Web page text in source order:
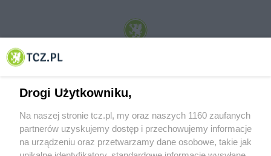
© 2001-2026 Tczew - TCZ.PL Sp. z o.o. Internetowy Serwis Informacyjny Miasta
Drogi Użytkowniku,
Na naszej stronie tcz.pl, my oraz naszych 1160 zaufanych
partnerów uzyskujemy dostęp i przechowujemy informacje
na urządzeniu oraz przetwarzamy dane osobowe, takie jak